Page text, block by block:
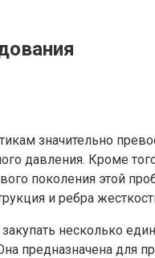
значительно
давления. Кроме
поколения этой
и ребра
несколько
предназначена для